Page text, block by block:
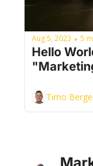
Aug 5, 2023 • 5
Hello
Timo